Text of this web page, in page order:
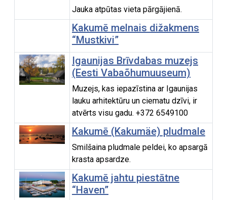
Jauka atpūtas vieta pārgājienā.
Kakumē melnais dižakmens
“Mustkivi”
Igaunijas Brīvdabas muzejs
(Eesti Vabaõhumuuseum)
Muzejs, kas iepazīstina ar Igaunijas
lauku arhitektūru un ciematu dzīvi, ir
atvērts visu gadu. +372 6549100
Kakumē (Kakumäe) pludmale
Smilšaina pludmale peldei, ko apsargā
krasta apsardze.
Kakumē jahtu piestātne
“Haven”